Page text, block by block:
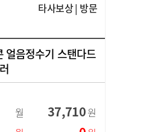
타사보상 | 방문
얼음정수기 스탠다드
월 37,710원